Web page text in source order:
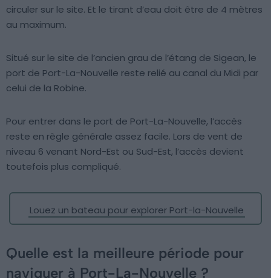
circuler sur le site. Et le tirant d’eau doit être de 4 mètres
au maximum.
Situé sur le site de l’ancien grau de l’étang de Sigean, le
port de Port-La-Nouvelle reste relié au canal du Midi par
celui de la Robine.
Pour entrer dans le port de Port-La-Nouvelle, l’accès
reste en règle générale assez facile. Lors de vent de
niveau 6 venant Nord-Est ou Sud-Est, l’accès devient
toutefois plus compliqué.
Louez un bateau pour explorer Port-la-Nouvelle
Quelle est la meilleure période pour
naviguer à Port-La-Nouvelle ?